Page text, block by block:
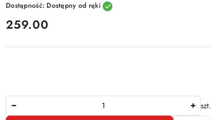
Dostępność: Dostępny od ręki
cena:
259.00
szt.